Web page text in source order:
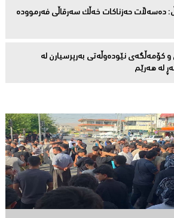
دەسەڵات حەزناکات خەڵک سەرقاڵى فەرموودە
كۆمەڵگەی نێودەوڵەتی بەرپرسیارن لە
لە هەرێم